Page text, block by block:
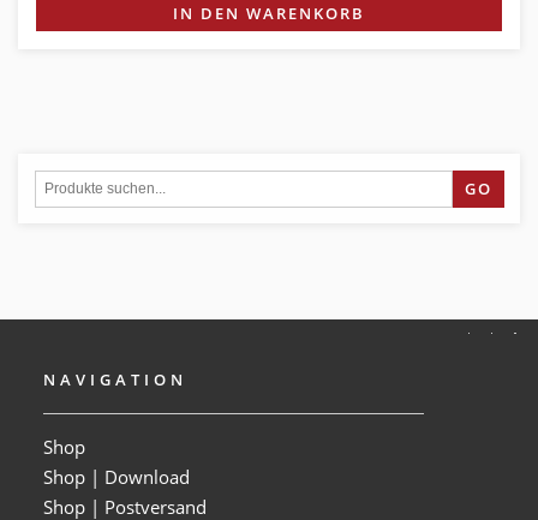
IN DEN WARENKORB
GO
NAVIGATION
Shop
Shop | Download
Shop | Postversand